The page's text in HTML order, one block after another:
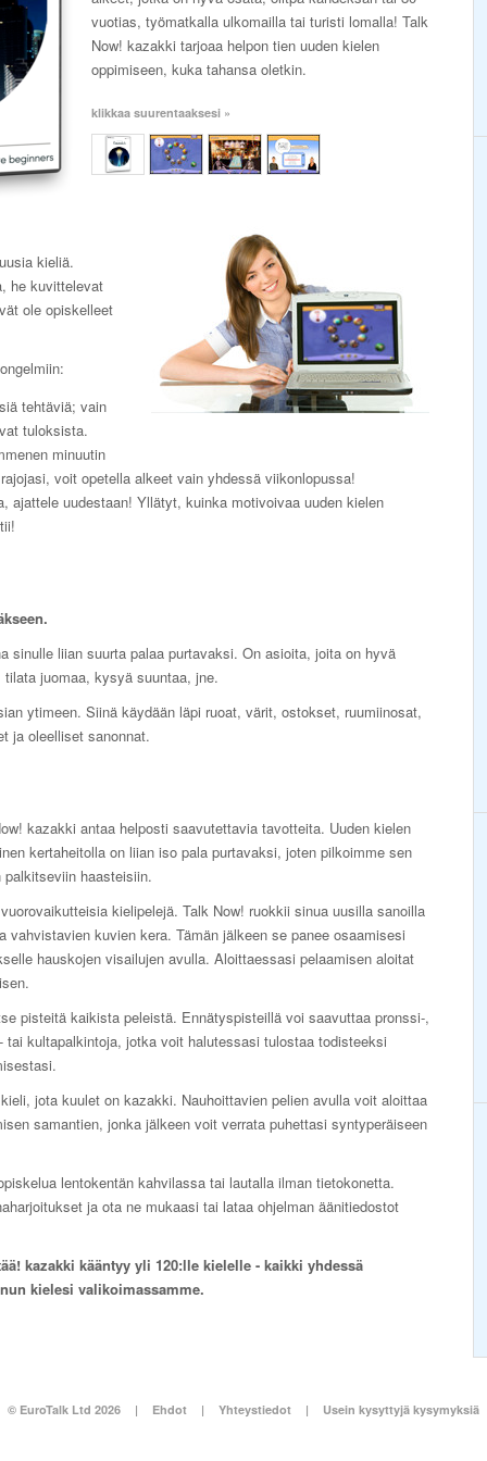
vuotias, työmatkalla ulkomailla tai turisti lomalla! Talk
Now! kazakki tarjoaa helpon tien uuden kielen
oppimiseen, kuka tahansa oletkin.
klikkaa suurentaaksesi »
kieliä.
he kuvittelevat
ole opiskelleet
tehtäviä; vain
tuloksista.
minuutin
voit opetella alkeet vain yhdessä viikonlopussa!
ajattele uudestaan! Yllätyt, kuinka motivoivaa uuden kielen
sinulle liian suurta palaa purtavaksi. On asioita, joita on hyvä
juomaa, kysyä suuntaa, jne.
ytimeen. Siinä käydään läpi ruoat, värit, ostokset, ruumiinosat,
ja oleelliset sanonnat.
kazakki antaa helposti saavutettavia tavotteita. Uuden kielen
kertaheitolla on liian iso pala purtavaksi, joten pilkoimme sen
palkitseviin haasteisiin.
kielipelejä. Talk Now! ruokkii sinua uusilla sanoilla
vahvistavien kuvien kera. Tämän jälkeen se panee osaamisesi
hauskojen visailujen avulla. Aloittaessasi pelaamisen aloitat
pisteitä kaikista peleistä. Ennätyspisteillä voi saavuttaa pronssi-,
tai kultapalkintoja, jotka voit halutessasi tulostaa todisteeksi
jota kuulet on kazakki. Nauhoittavien pelien avulla voit aloittaa
samantien, jonka jälkeen voit verrata puhettasi syntyperäiseen
lentokentän kahvilassa tai lautalla ilman tietokonetta.
ja ota ne mukaasi tai lataa ohjelman äänitiedostot
kazakki kääntyy yli 120:lle kielelle - kaikki yhdessä
kielesi valikoimassamme.
© EuroTalk Ltd 2026 | Ehdot | Yhteystiedot | Usein kysyttyjä kysymyksiä